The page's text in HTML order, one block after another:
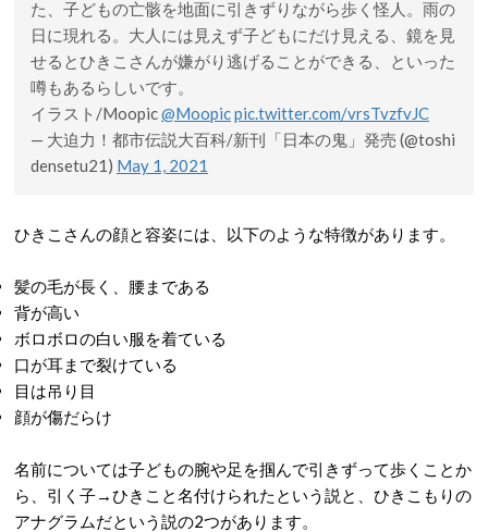
た、子どもの亡骸を地面に引きずりながら歩く怪人。雨の
日に現れる。大人には見えず子どもにだけ見える、鏡を見
せるとひきこさんが嫌がり逃げることができる、といった
噂もあるらしいです。
イラスト/Moopic@Moopicpic.twitter.com/vrsTvzfvJC
— 大迫力！都市伝説大百科/新刊「日本の鬼」発売 (@toshi
densetu21) May 1, 2021
ひきこさんの顔と容姿には、以下のような特徴があります。
髪の毛が長く、腰まである
背が高い
ボロボロの白い服を着ている
口が耳まで裂けている
目は吊り目
顔が傷だらけ
名前については子どもの腕や足を掴んで引きずって歩くことか
ら、引く子→ひきこと名付けられたという説と、ひきこもりの
アナグラムだという説の2つがあります。